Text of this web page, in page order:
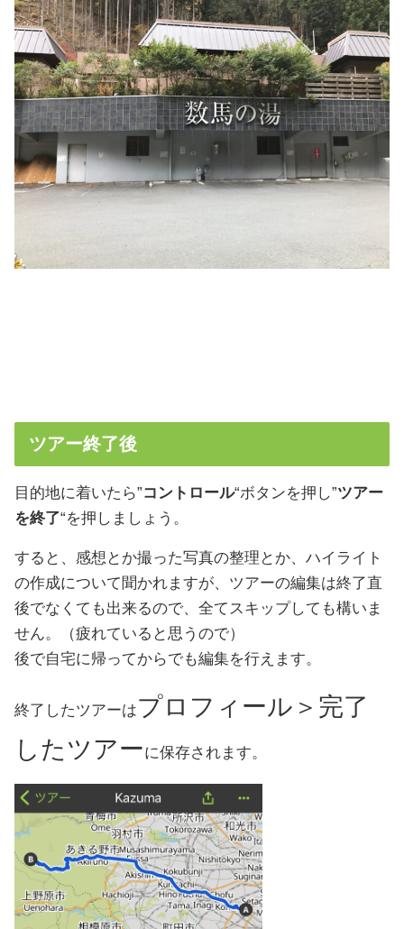
ツアー終了後
目的地に着いたら”コントロール“ボタンを押し”ツアー
を終了“を押しましょう。
すると、感想とか撮った写真の整理とか、ハイライト
の作成について聞かれますが、ツアーの編集は終了直
後でなくても出来るので、全てスキップしても構いま
せん。（疲れていると思うので）
後で自宅に帰ってからでも編集を行えます。
終了したツアーはプロフィール＞完了
したツアーに保存されます。